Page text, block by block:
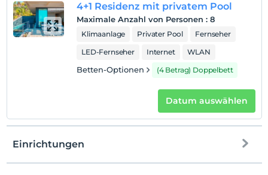
4+1 Residenz mit privatem Pool
Maximale Anzahl von Personen : 8
Klimaanlage Privater Pool
Fernseher
LED-Fernseher
Internet WLAN
Betten-Optionen (4 Betrag) Doppelbett
Datum auswählen
Einrichtungen